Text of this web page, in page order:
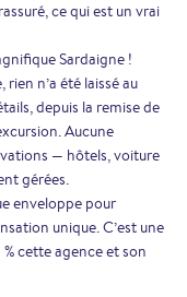
ce qui est un vrai
Sardaigne !
n’a été laissé au
depuis la remise de
Aucune
— hôtels, voiture
gérées.
enveloppe pour
unique. C’est une
cette agence et son